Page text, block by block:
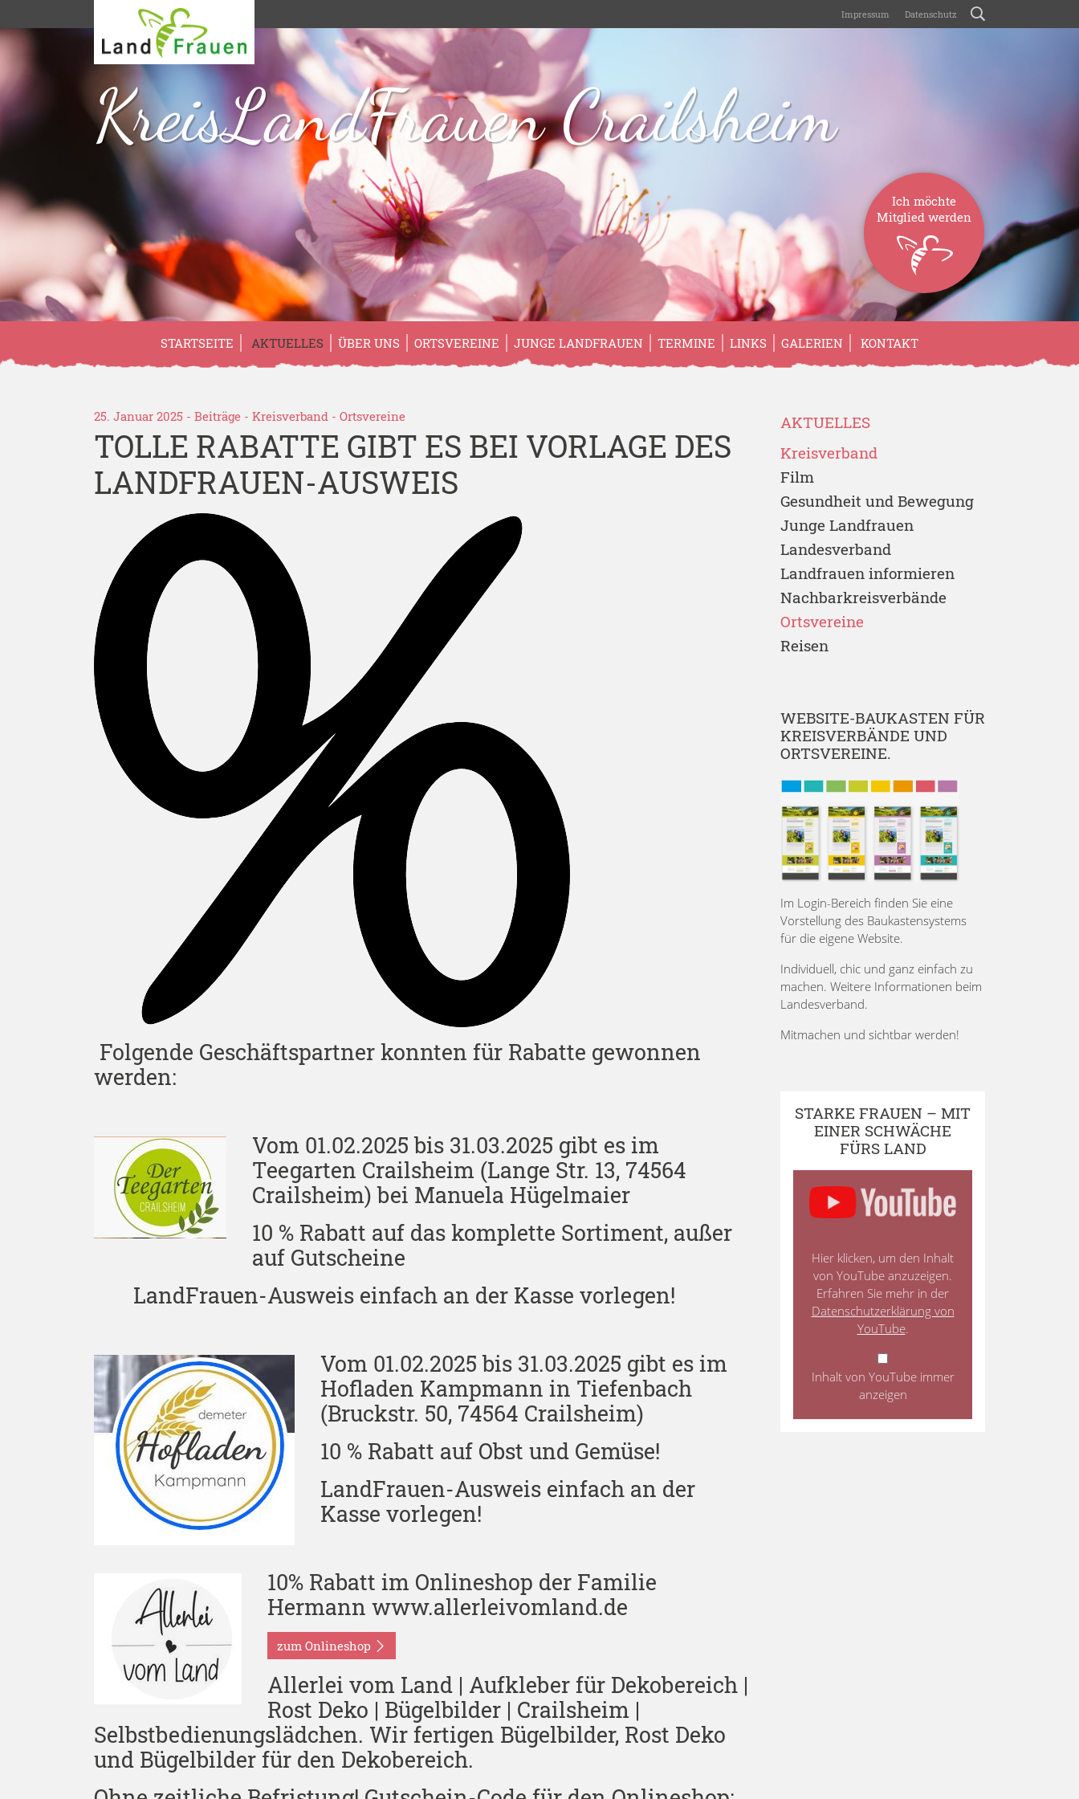
Impressum Datenschutz
KreisLandFrauen Crailsheim
Ich möchte
Mitglied werden
STARTSEITE AKTUELLES ÜBER UNS ORTSVEREINE JUNGE LANDFRAUEN TERMINE LINKS GALERIEN KONTAKT
25. Januar 2025 - Beiträge - Kreisverband - Ortsvereine
TOLLE RABATTE GIBT ES BEI VORLAGE DES
LANDFRAUEN-AUSWEIS
Folgende Geschäftspartner konnten für Rabatte gewonnen
werden:
Vom 01.02.2025 bis 31.03.2025 gibt es im
Teegarten Crailsheim (Lange Str. 13, 74564
Crailsheim) bei Manuela Hügelmaier
10 % Rabatt auf das komplette Sortiment, außer
auf Gutscheine
LandFrauen-Ausweis einfach an der Kasse vorlegen!
Vom 01.02.2025 bis 31.03.2025 gibt es im
Hofladen Kampmann in Tiefenbach
(Bruckstr. 50, 74564 Crailsheim)
10 % Rabatt auf Obst und Gemüse!
LandFrauen-Ausweis einfach an der
Kasse vorlegen!
10% Rabatt im Onlineshop der Familie
Hermann www.allerleivomland.de
zum Onlineshop
Allerlei vom Land | Aufkleber für Dekobereich |
Rost Deko | Bügelbilder | Crailsheim |
Selbstbedienungslädchen. Wir fertigen Bügelbilder, Rost Deko
und Bügelbilder für den Dekobereich.
AKTUELLES
Kreisverband
Film
Gesundheit und Bewegung
Junge Landfrauen
Landesverband
Landfrauen informieren
Nachbarkreisverbände
Ortsvereine
Reisen
WEBSITE-BAUKASTEN FÜR
KREISVERBÄNDE UND
ORTSVEREINE.
Im Login-Bereich finden Sie eine
Vorstellung des Baukastensystems
für die eigene Website.
Individuell, chic und ganz einfach zu
machen. Weitere Informationen beim
Landesverband.
Mitmachen und sichtbar werden!
STARKE FRAUEN – MIT
EINER SCHWÄCHE
FÜRS LAND
Hier klicken, um den Inhalt
von YouTube anzuzeigen.
Erfahren Sie mehr in der
Datenschutzerklärung von
YouTube.
Inhalt von YouTube immer
anzeigen